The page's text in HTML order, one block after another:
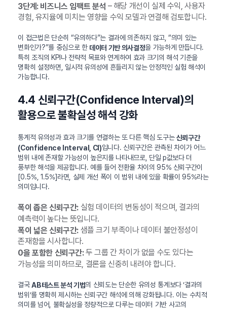
3단계: 비즈니스 임팩트 분석 – 해당 개선이 실제 수익, 사용자
경험, 유지율에 미치는 영향을 수익 모델과 연결해 검토합니다.
이 접근법은 단순히 “유의하다”는 결과에 의존하지 않고, “의미 있는
변화인가?”를 중심으로 한 데이터 기반 의사결정을 가능하게 만듭니다.
특히 조직의 KPI나 전략적 목표와 연계하여 효과 크기의 해석 기준을
명확히 설정하면, 일시적 유의성에 흔들리지 않는 안정적인 실험 해석이
가능합니다.
4.4 신뢰구간(Confidence Interval)의
활용으로 불확실성 해석 강화
통계적 유의성과 효과 크기를 연결하는 또 다른 핵심 도구는신뢰구간
(Confidence Interval, CI)입니다. 신뢰구간은 관측된 차이가 어느
범위 내에 존재할 가능성이 높은지를 나타내므로, 단일 p값보다 더
풍부한 해석을 제공합니다. 예를 들어 전환율 차이의 95% 신뢰구간이
[0.5%, 1.5%]라면, 실제 개선 폭이 이 범위 내에 있을 확률이 95%라는
의미입니다.
폭이 좁은 신뢰구간:실험 데이터의 변동성이 적으며, 결과의
예측력이 높다는 뜻입니다.
폭이 넓은 신뢰구간:샘플 크기 부족이나 데이터 불안정성이
존재함을 시사합니다.
0을 포함한 신뢰구간:두 그룹 간 차이가 없을 수도 있다는
가능성을 의미하므로, 결론을 신중히 내려야 합니다.
결국 AB테스트 분석 기법의 신뢰도는 단순한 유의성 통계보다 ‘결과의
범위’를 명확히 제시하는 신뢰구간 해석에 의해 강화됩니다. 이는 수치적
의미를 넘어, 불확실성을 정량적으로 다루는 데이터 기반 사고의